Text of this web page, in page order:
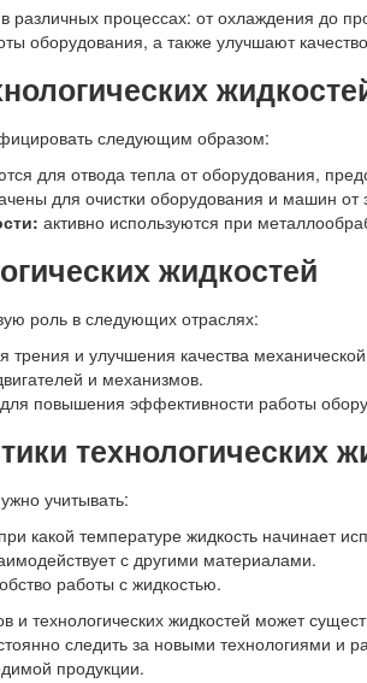
различных процессах: от охлаждения до
оборудования, а также улучшают
следующим образом:
для отвода тепла от оборудования,
для очистки оборудования и машин от
активно используются при
жидкостей
роль в следующих отраслях:
трения и улучшения качества
и механизмов.
повышения эффективности работы
технологических
учитывать:
какой температуре жидкость начинает
с другими материалами.
работы с жидкостью.
технологических жидкостей может
следить за новыми технологиями и
продукции.